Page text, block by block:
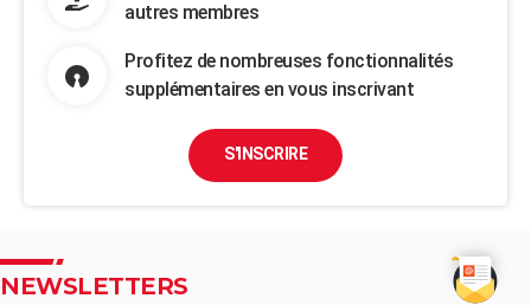
autres membres
Profitez de nombreuses fonctionnalités
supplémentaires en vous inscrivant
S'INSCRIRE
NEWSLETTERS